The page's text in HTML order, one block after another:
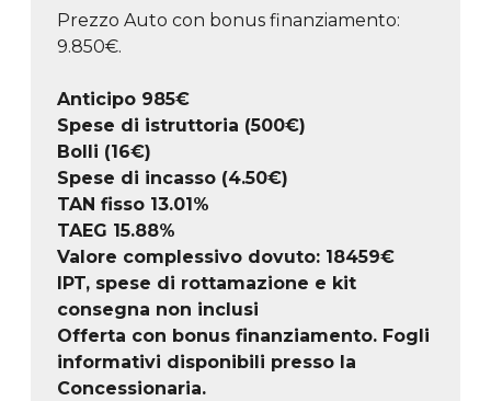
Prezzo Auto con bonus finanziamento:
9.850€.
Anticipo 985€
Spese di istruttoria (500€)
Bolli (16€)
Spese di incasso (4.50€)
TAN fisso 13.01%
TAEG 15.88%
Valore complessivo dovuto: 18459€
IPT, spese di rottamazione e kit
consegna non inclusi
Offerta con bonus finanziamento. Fogli
informativi disponibili presso la
Concessionaria.